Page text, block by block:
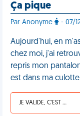
Ça pique
Par Anonyme - 07/
Aujourd'hui, en
chez moi, j'ai
repris mon
est dans ma
JE VALIDE, C'EST UNE VDM